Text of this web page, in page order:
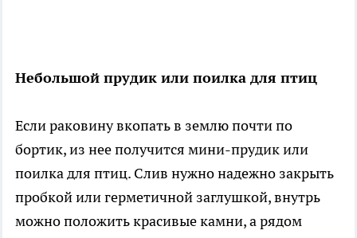
Небольшой прудик или поилка для птиц
Если раковину вкопать в землю почти по
бортик, из нее получится мини-прудик или
поилка для птиц. Слив нужно надежно закрыть
пробкой или герметичной заглушкой, внутрь
можно положить красивые камни, а рядом